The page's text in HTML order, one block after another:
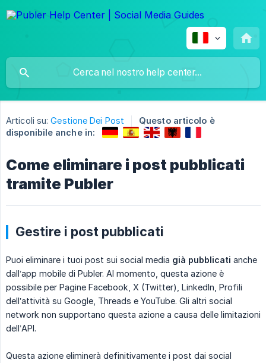
Articoli su: Gestione Dei Post
Questo articolo è
disponibile anche in:
Come eliminare i post pubblicati
tramite Publer
Gestire i post pubblicati
Puoi eliminare i tuoi post sui social media già pubblicati anche
dall’app mobile di Publer. Al momento, questa azione è
possibile per Pagine Facebook, X (Twitter), LinkedIn, Profili
dell’attività su Google, Threads e YouTube. Gli altri social
network non supportano questa azione a causa delle limitazioni
dell’API.
Questa azione eliminerà definitivamente i post dai social